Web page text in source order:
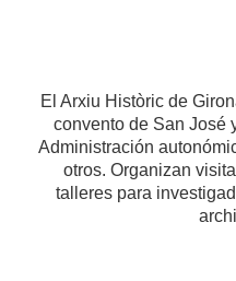
El Arxiu Històric de
convento de San José
Administración
otros. Organizan
talleres para